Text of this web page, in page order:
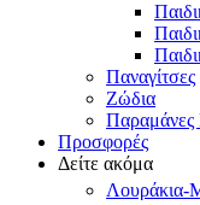
Παναγίτσες
Ζώδια
Παραμάνες
Προσφορές
Δείτε ακόμα
Λουράκια-